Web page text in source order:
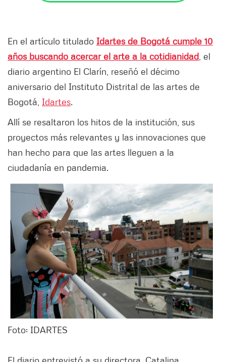
En el artículo titulado Idartes de Bogotá cumple 10
años buscando acercar el arte a la cotidianidad , el
diario argentino El Clarín, reseñó el décimo
aniversario del Instituto Distrital de las artes de
Bogotá, Idartes.
Allí se resaltaron los hitos de la institución, sus
proyectos más relevantes y las innovaciones que
han hecho para que las artes lleguen a la
ciudadanía en pandemia.
Foto: IDARTES